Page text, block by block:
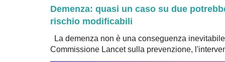
Demenza: quasi un caso su due
rischio modificabili
La demenza non è una conseguenza
Commissione Lancet sulla prevenzione,